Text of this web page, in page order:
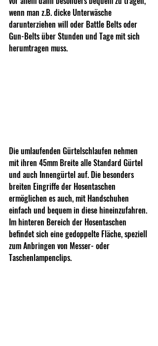
wenn man z.B. dicke Unterwäsche
darunterziehen will oder Battle Belts oder
Gun-Belts über Stunden und Tage mit sich
herumtragen muss.
Die umlaufenden Gürtelschlaufen nehmen
mit ihren 45mm Breite alle Standard Gürtel
und auch Innengürtel auf. Die besonders
breiten Eingriffe der Hosentaschen
ermöglichen es auch, mit Handschuhen
einfach und bequem in diese hineinzufahren.
Im hinteren Bereich der Hosentaschen
befindet sich eine gedoppelte Fläche, speziell
zum Anbringen von Messer- oder
Taschenlampenclips.